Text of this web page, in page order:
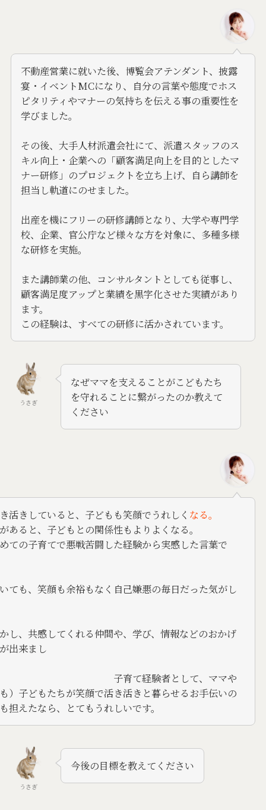
不動産営業に就いた後、博覧会アテンダント、披露
宴・イベントMCになり、自分の言葉や態度でホス
ピタリティやマナーの気持ちを伝える事の重要性を
学びました。
その後、大手人材派遣会社にて、派遣スタッフのス
キル向上・企業への「顧客満足向上を目的としたマ
ナー研修」のプロジェクトを立ち上げ、自ら講師を
担当し軌道にのせました。
出産を機にフリーの研修講師となり、大学や専門学
校、企業、官公庁など様々な方を対象に、多種多様
な研修を実施。
また講師業の他、コンサルタントとしても従事し、
顧客満足度アップと業績を黒字化させた実績があり
ます。
この経験は、すべての研修に活かされています。
うさぎ
なぜママを支えることがこどもたち
を守れることに繋がったのか教えて
ください
活きしていると、子どもも笑顔でうれしく なる。
あると、子どもとの関係性もよりよくなる。
ての子育てで悪戦苦闘した経験から実感した言葉で
ても、笑顔も余裕もなく自己嫌悪の毎日だった気がし
し、共感してくれる仲間や、学び、情報などのおかげ
出来まし
験者として、ママや
）子どもたちが笑顔で活き活きと暮らせるお手伝いの
担えたなら、とてもうれしいです。
うさぎ
今後の目標を教えてください